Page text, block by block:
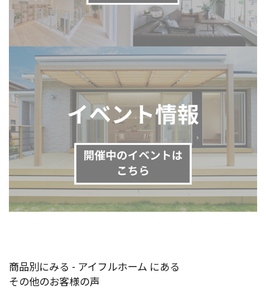
商品別にみる - アイフルホーム にある
その他のお客様の声